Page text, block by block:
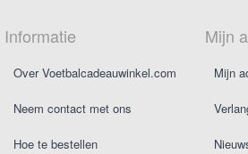
Informatie
Over Voetbalcadeauwinkel.com
Neem contact met ons
Hoe te bestellen
Mijn
Mijn